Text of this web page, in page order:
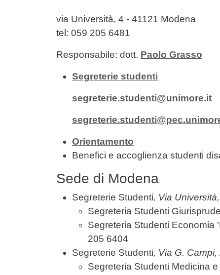
Contenuto
via Università, 4 - 41121 Modena
tel: 059 205 6481
Responsabile: dott. Paolo Grasso
Segreterie studenti
segreterie.studenti@unimore.it
Orientamento
Benefici e accoglienza studenti
Sede di Modena
Segreterie Studenti, Via
Segreteria Studenti
Segreteria Studenti Economia
205 6404
Segreterie Studenti, Via G.
Segreteria Studenti Medicina